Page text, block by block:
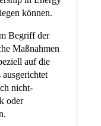
können.
Begriff der
Maßnahmen
auf die
nicht-
oder